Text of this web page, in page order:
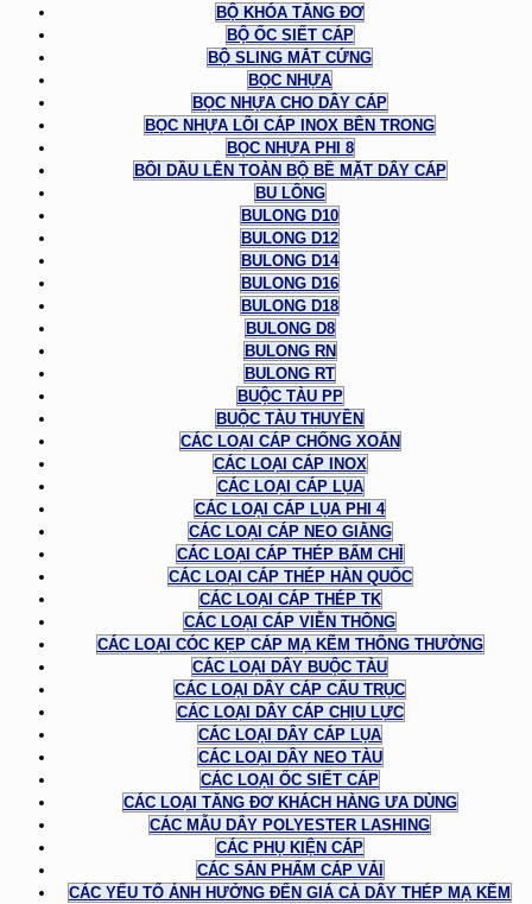
BỘ KHÓA TĂNG ĐƠ
BỘ ỐC SIẾT CÁP
BỘ SLING MẮT CỨNG
BỌC NHỰA
BỌC NHỰA CHO DÂY CÁP
BỌC NHỰA LÕI CÁP INOX BÊN TRONG
BỌC NHỰA PHI 8
BÔI DẦU LÊN TOÀN BỘ BỀ MẶT DÂY CÁP
BU LÔNG
BULONG D10
BULONG D12
BULONG D14
BULONG D16
BULONG D18
BULONG D8
BULONG RN
BULONG RT
BUỘC TÀU PP
BUỘC TÀU THUYỀN
CÁC LOẠI CÁP CHỐNG XOẮN
CÁC LOẠI CÁP INOX
CÁC LOẠI CÁP LỤA
CÁC LOẠI CÁP LỤA PHI 4
CÁC LOẠI CÁP NEO GIẰNG
CÁC LOẠI CÁP THÉP BẤM CHÌ
CÁC LOẠI CÁP THÉP HÀN QUỐC
CÁC LOẠI CÁP THÉP TK
CÁC LOẠI CÁP VIỄN THÔNG
CÁC LOẠI CÓC KẸP CÁP MẠ KẼM THÔNG THƯỜNG
CÁC LOẠI DÂY BUỘC TÀU
CÁC LOẠI DÂY CÁP CẨU TRỤC
CÁC LOẠI DÂY CÁP CHỊU LỰC
CÁC LOẠI DÂY CÁP LỤA
CÁC LOẠI DÂY NEO TÀU
CÁC LOẠI ỐC SIẾT CÁP
CÁC LOẠI TĂNG ĐƠ KHÁCH HÀNG ƯA DÙNG
CÁC MẪU DÂY POLYESTER LASHING
CÁC PHỤ KIỆN CÁP
CÁC SẢN PHẨM CÁP VẢI
CÁC YẾU TỐ ẢNH HƯỞNG ĐẾN GIÁ CẢ DÂY THÉP MẠ KẼM